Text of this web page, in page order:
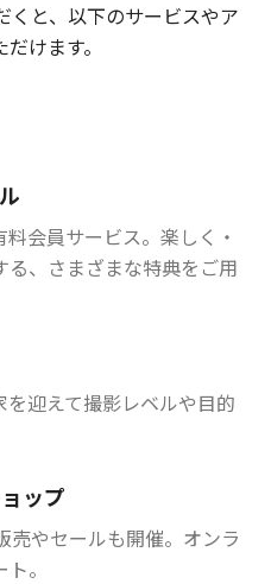
くと、以下のサービスやア
けます。
会員サービス。楽しく・
、さまざまな特典をご用
迎えて撮影レベルや目的
ップ
売やセールも開催。オンラ
。